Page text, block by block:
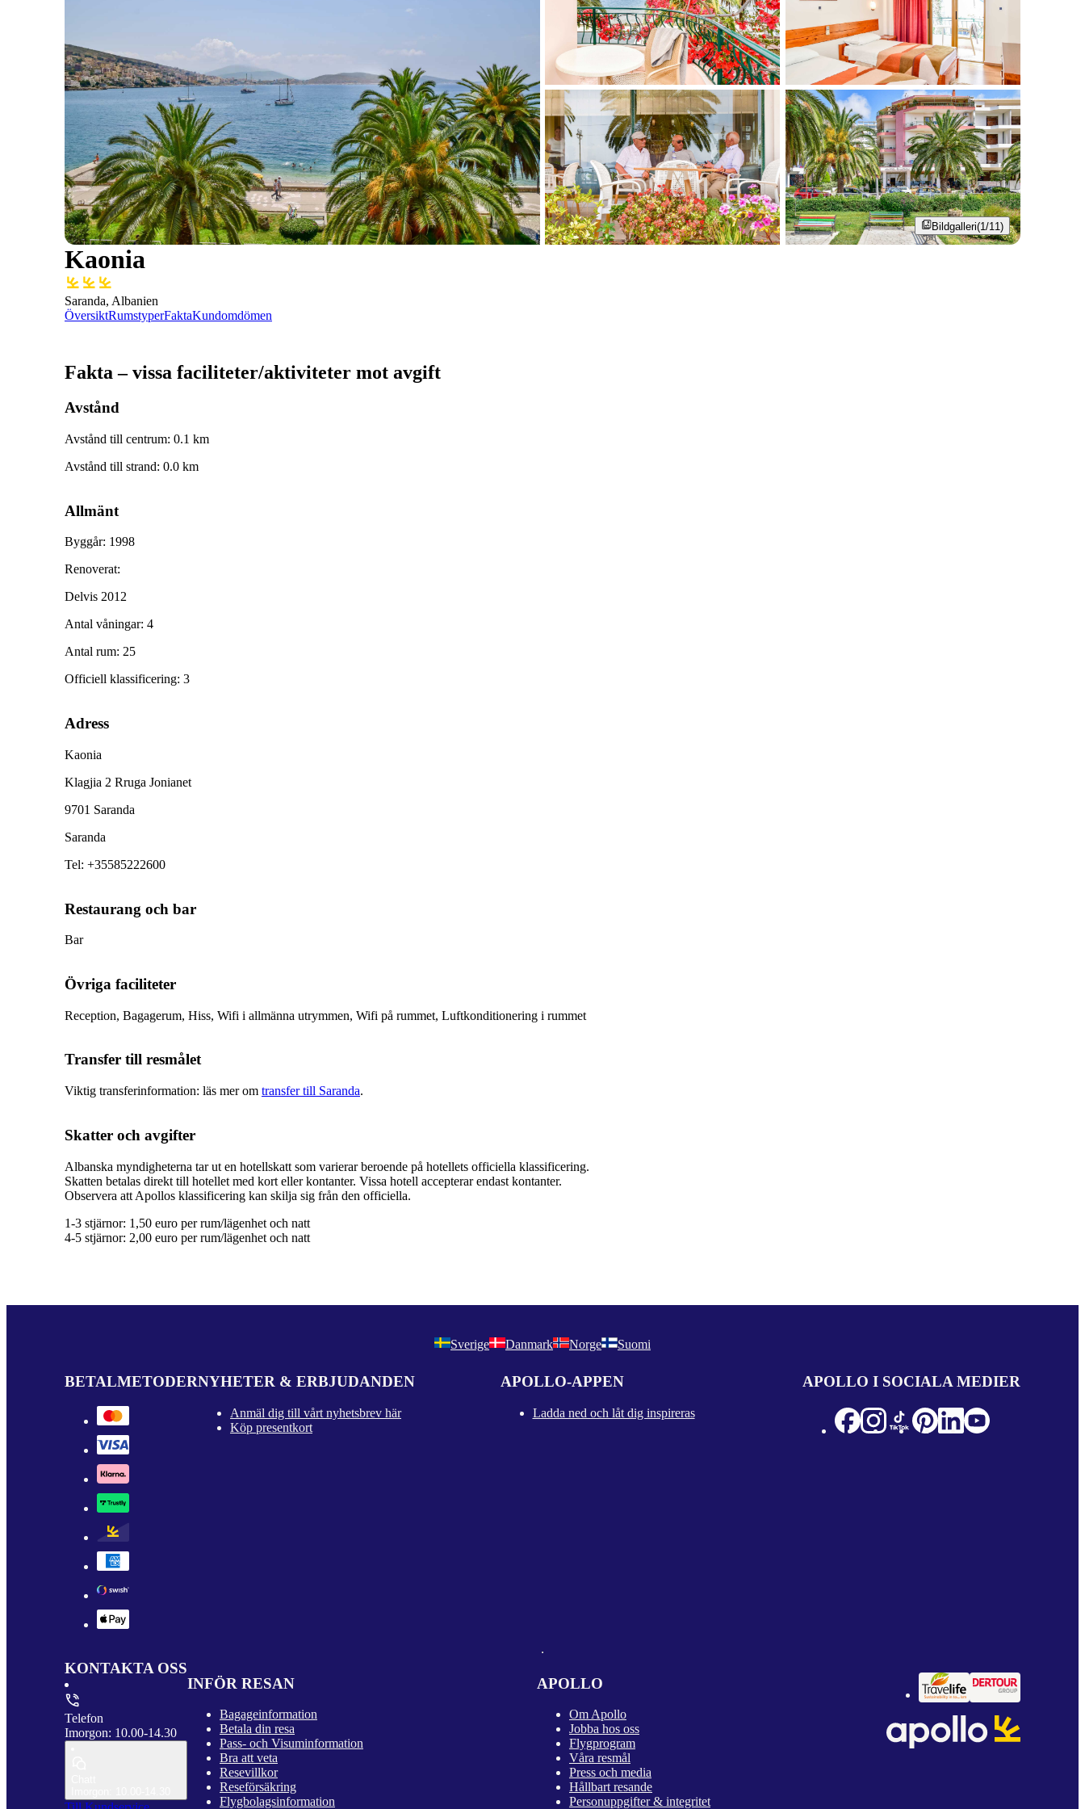
Bildgalleri(1/11)
Kaonia
Saranda, Albanien
ÖversiktRumstyperFaktaKundomdömen
Fakta – vissa faciliteter/aktiviteter mot avgift
Avstånd
Avstånd till centrum: 0.1 km
Avstånd till strand: 0.0 km
Allmänt
Byggår: 1998
Renoverat:
Delvis 2012
Antal våningar: 4
Antal rum: 25
Officiell klassificering: 3
Adress
Kaonia
Klagjia 2 Rruga Jonianet
9701 Saranda
Saranda
Tel: +35585222600
Restaurang och bar
Bar
Övriga faciliteter
Reception, Bagagerum, Hiss, Wifi i allmänna utrymmen, Wifi på rummet, Luftkonditionering i rummet
Transfer till resmålet
Viktig transferinformation: läs mer om transfer till Saranda.
Skatter och avgifter
Albanska myndigheterna tar ut en hotellskatt som varierar beroende på hotellets officiella klassificering.
Skatten betalas direkt till hotellet med kort eller kontanter. Vissa hotell accepterar endast kontanter.
Observera att Apollos klassificering kan skilja sig från den officiella.
1-3 stjärnor: 1,50 euro per rum/lägenhet och natt
4-5 stjärnor: 2,00 euro per rum/lägenhet och natt
Sverige Danmark Norge Suomi
BETALMETODERNYHETER & ERBJUDANDEN
Anmäl dig till vårt nyhetsbrev här
Köp presentkort
APOLLO-APPEN
Ladda ned och låt dig inspireras
APOLLO I SOCIALA MEDIER
KONTAKTA OSS
Telefon
Imorgon: 10.00-14.30
INFÖR RESAN
Bagageinformation
Betala din resa
Pass- och Visuminformation
Bra att veta
Resevillkor
Reseförsäkring
Flygbolagsinformation
APOLLO
Om Apollo
Jobba hos oss
Flygprogram
Våra resmål
Press och media
Hållbart resande
Personuppgifter & integritet